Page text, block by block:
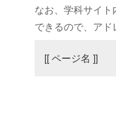
なお、学科サイ
できるので、アド
[[ ページ名 ]]